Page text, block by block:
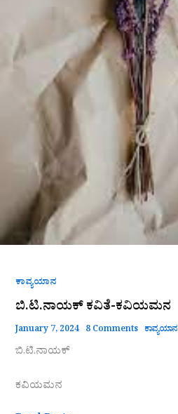
ಕಾವ್ಯಯಾನ
ಬಿ.ಟಿ.ನಾಯಕ್ ಕವಿತೆ-ಕವಿಯಮನ
January 7, 2024 8 Comments ಕಾವ್ಯಯಾನ
ಬಿ.ಟಿ.ನಾಯಕ್
ಕವಿಯಮನ